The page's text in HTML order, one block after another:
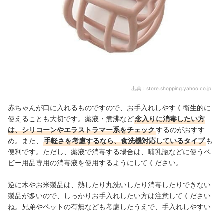
出典： store.shopping.yahoo.co.jp
赤ちゃんが口に入れるものですので、お手入れしやすく衛生的に
使えることも大切です。薬液・煮沸など念入りに消毒したい方
は、シリコーンやエラストラマー系をチェックするのがおすす
め。また、
手軽さを考慮するなら、食洗機対応しているタイプ も
便利です。ただし、薬液で消毒する場合は、哺乳瓶などに使うベ
ビー用品専用の消毒液を使用するようにしてください。
逆に木やお米製品は、熱したり丸洗いしたり消毒したりできない
製品が多いので、しっかりお手入れしたい方は注意してください
ね。兄弟やペットの有無なども考慮したうえで、手入れしやすい